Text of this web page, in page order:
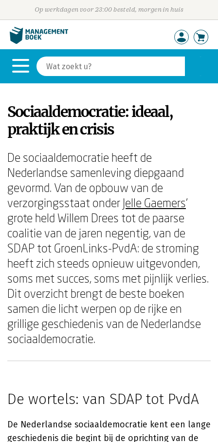
Op werkdagen voor 23:00 besteld, morgen in huis
Sociaaldemocratie: ideaal,
praktijk en crisis
De sociaaldemocratie heeft de
Nederlandse samenleving diepgaand
gevormd. Van de opbouw van de
verzorgingsstaat onder Jelle Gaemers'
grote held Willem Drees tot de paarse
coalitie van de jaren negentig, van de
SDAP tot GroenLinks-PvdA: de stroming
heeft zich steeds opnieuw uitgevonden,
soms met succes, soms met pijnlijk verlies.
Dit overzicht brengt de beste boeken
samen die licht werpen op de rijke en
grillige geschiedenis van de Nederlandse
sociaaldemocratie.
De wortels: van SDAP tot PvdA
De Nederlandse sociaaldemocratie kent een lange
geschiedenis die begint bij de oprichting van de